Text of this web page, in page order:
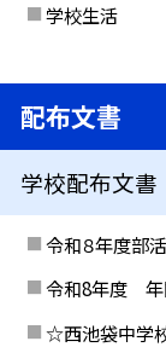
学校生活
配布文書
学校配布文書
令和８年度部
令和8年度
☆西池袋中学